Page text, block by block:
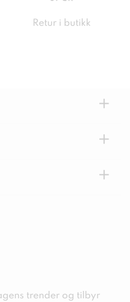
Retur i butikk
+
+
+
trender og tilbyr